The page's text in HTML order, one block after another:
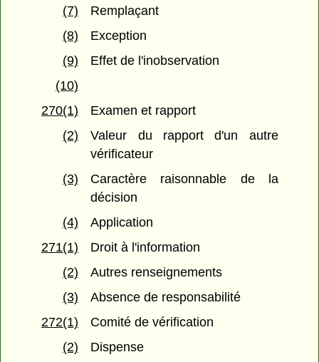
(7)
Remplaçant
(8)
Exception
(9)
Effet de l'inobservation
(10)
270(1)
Examen et rapport
(2)
Valeur du rapport d'un autre
vérificateur
(3)
Caractère raisonnable de la
décision
(4)
Application
271(1)
Droit à l'information
(2)
Autres renseignements
(3)
Absence de responsabilité
272(1)
Comité de vérification
(2)
Dispense